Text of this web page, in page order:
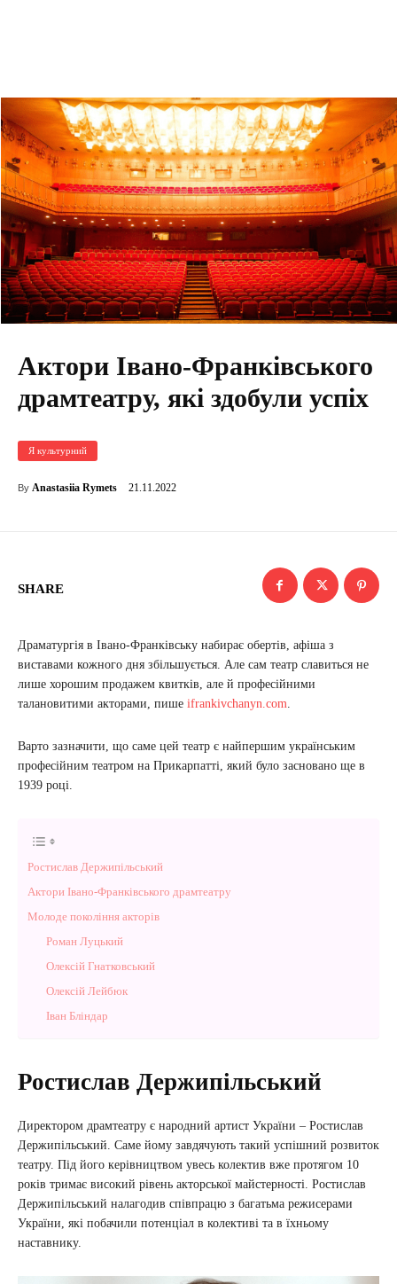
Актори Івано-Франківського
драмтеатру, які здобули успіх
Я культурний
By Anastasiia Rymets 21.11.2022
SHARE
Драматургія в Івано-Франківську набирає обертів, афіша з
виставами кожного дня збільшується. Але сам театр славиться не
лише хорошим продажем квитків, але й професійними
талановитими акторами, пише ifrankivchanyn.com.
Варто зазначити, що саме цей театр є найпершим українським
професійним театром на Прикарпатті, який було засновано ще в
1939 році.
Ростислав Держипільський
Актори Івано-Франківського драмтеатру
Молоде покоління акторів
Роман Луцький
Олексій Гнатковський
Олексій Лейбюк
Іван Бліндар
Ростислав Держипільський
Директором драмтеатру є народний артист України – Ростислав
Держипільський. Саме йому завдячують такий успішний розвиток
театру. Під його керівництвом увесь колектив вже протягом 10
років тримає високий рівень акторської майстерності. Ростислав
Держипільський налагодив співпрацю з багатьма режисерами
України, які побачили потенціал в колективі та в їхньому
наставнику.